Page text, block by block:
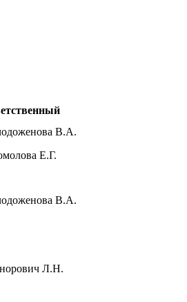
В.А.
Е.Г.
В.А.
Л.Н.